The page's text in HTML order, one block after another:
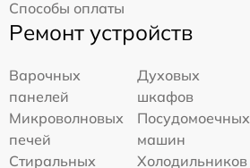
Способы оплаты
Ремонт устройств
Варочных
панелей
Духовых
шкафов
Микроволновых
печей
Посудомоечных
машин
Стиральных
Холодильников